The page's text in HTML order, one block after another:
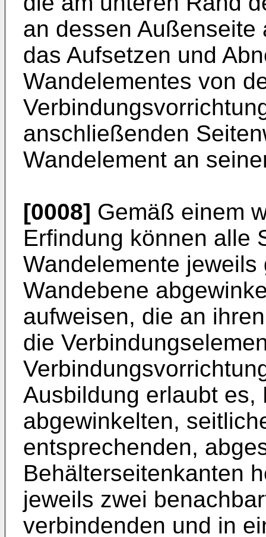
an dessen
das Aufsetzen und
Wandelementes von
anschließenden
Wandelement an
[0008] Gemäß einem
Erfindung können alle
Wandelemente
Wandebene
aufweisen, die an
die
Ausbildung erlaubt es,
abgewinkelten,
entsprechenden,
Behälterseitenkanten
jeweils zwei
verbindenden und in